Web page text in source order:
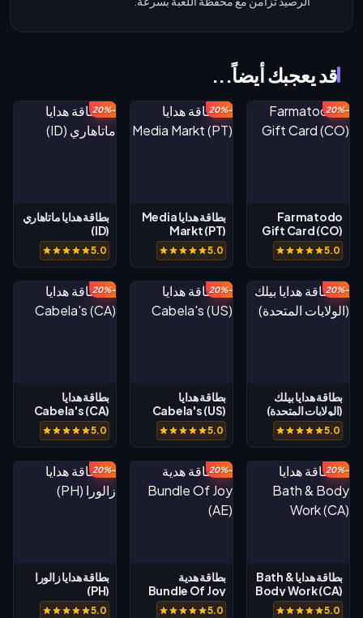
قد يعجبك أيضاً...
-20%
Farmatodo
Gift Card (CO)
5.0
-20%
بطاقة هدايا Media
Markt (PT)
5.0
-20%
بطاقة هدايا ماتاهاري
(ID)
5.0
-20%
بطاقة هدايا بيلك
(الولايات المتحدة)
5.0
-20%
بطاقة هدايا
Cabela's (US)
5.0
-20%
بطاقة هدايا
Cabela's (CA)
5.0
-20%
بطاقة هدايا Bath &
Body Work (CA)
5.0
-20%
بطاقة هدية
Bundle Of Joy
(AE)
5.0
-20%
بطاقة هدايا زالورا
(PH)
5.0